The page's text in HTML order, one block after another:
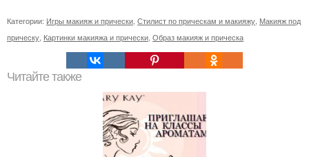
Категории: Игры макияж и прически Стилист по прическам и макияжу Макияж под
прическу Картинки макияжа и прически Образ макияж и прическа
Читайте также